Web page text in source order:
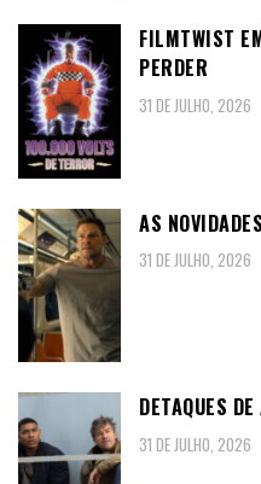
FILMTWIST
PERDER
31 DE JULHO, 2026
AS
31 DE JULHO, 2026
DETAQUES
31 DE JULHO, 2026